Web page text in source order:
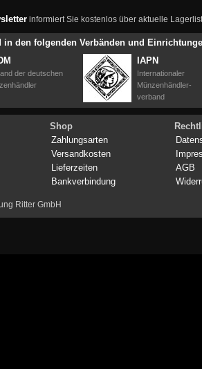
informiert Sie kostenlos über aktuelle
den folgenden Verbänden und
der deutschen
IAPN
Internationaler
Münzenhändler-
verband
Shop
Zahlungsarten
Versandkosten
Lieferzeiten
Bankverbindung
AGB
Ritter GmbH